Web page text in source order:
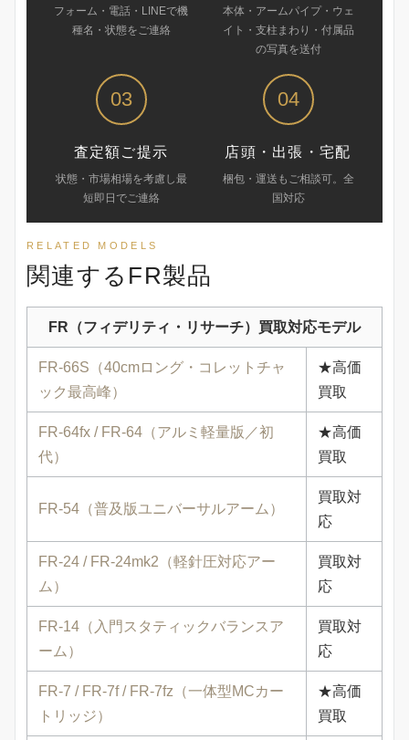
フォーム・電話・LINEで機
種名・状態をご連絡
本体・アームパイプ・ウェ
イト・支柱まわり・付属品
の写真を送付
03
査定額ご提示
状態・市場相場を考慮し最
短即日でご連絡
04
店頭・出張・宅配
梱包・運送もご相談可。全
国対応
RELATED MODELS
関連するFR製品
FR（フィデリティ・リサーチ）買取対応モデル
FR-66S（40cmロング・コレットチャ
ック最高峰）
★高価
買取
FR-64fx / FR-64（アルミ軽量版／初
代）
★高価
買取
FR-54（普及版ユニバーサルアーム）
買取対
応
FR-24 / FR-24mk2（軽針圧対応アー
ム）
買取対
応
FR-14（入門スタティックバランスア
ーム）
買取対
応
FR-7 / FR-7f / FR-7fz（一体型MCカー
トリッジ）
★高価
買取